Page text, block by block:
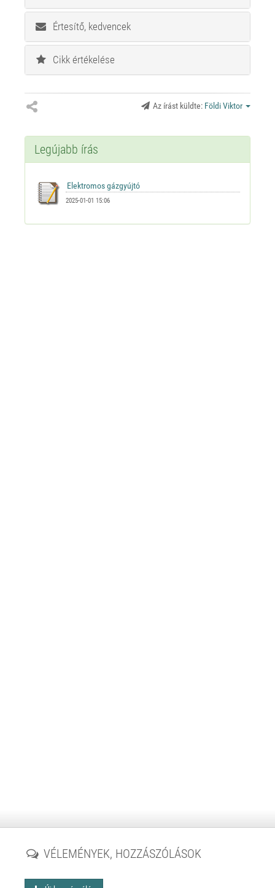
Értesítő, kedvencek
Cikk értékelése
Az írást küldte: Földi Viktor
Legújabb írás
2025-01-01 15:06
VÉLEMÉNYEK, HOZZÁSZÓLÁSOK